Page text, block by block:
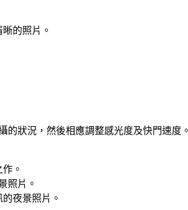
的照片。
的狀況，然後相應調整感光度及快門速度
。
照片。
夜景照片。